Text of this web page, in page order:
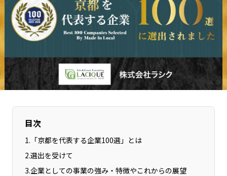
神奈川エリア
新潟エリア
富山エリア
石川エリア
福井エリア
山梨エリア
静岡エリア
愛知エリア
三重エリア
滋賀エリア
河内エリア
奈良エリア
和歌山エリア
鳥取エリア
目次
1. 「京都を代表する企業100選」とは
2.選出を受けて
3.企業としての事業の強み・特徴やこれからの展望